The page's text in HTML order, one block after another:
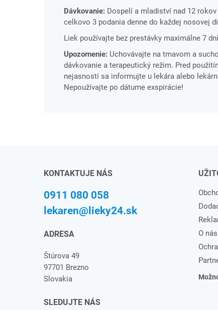
Dávkovanie: Dospelí a mladiství nad 12
celkovo 3 podania denne do každej nosovej
Liek používajte bez prestávky maximálne 7
Upozornenie: Uchovávajte na tmavom a
dávkovanie a terapeutický režim. Pred
nejasností sa informujte u lekára alebo
Nepoužívajte po dátume exspirácie!
KONTAKTUJE NÁS
0911 080 058
lekaren@lieky24.sk
ADRESA
Štúrova 49
97701 Brezno
Slovakia
SLEDUJTE NÁS
O nás